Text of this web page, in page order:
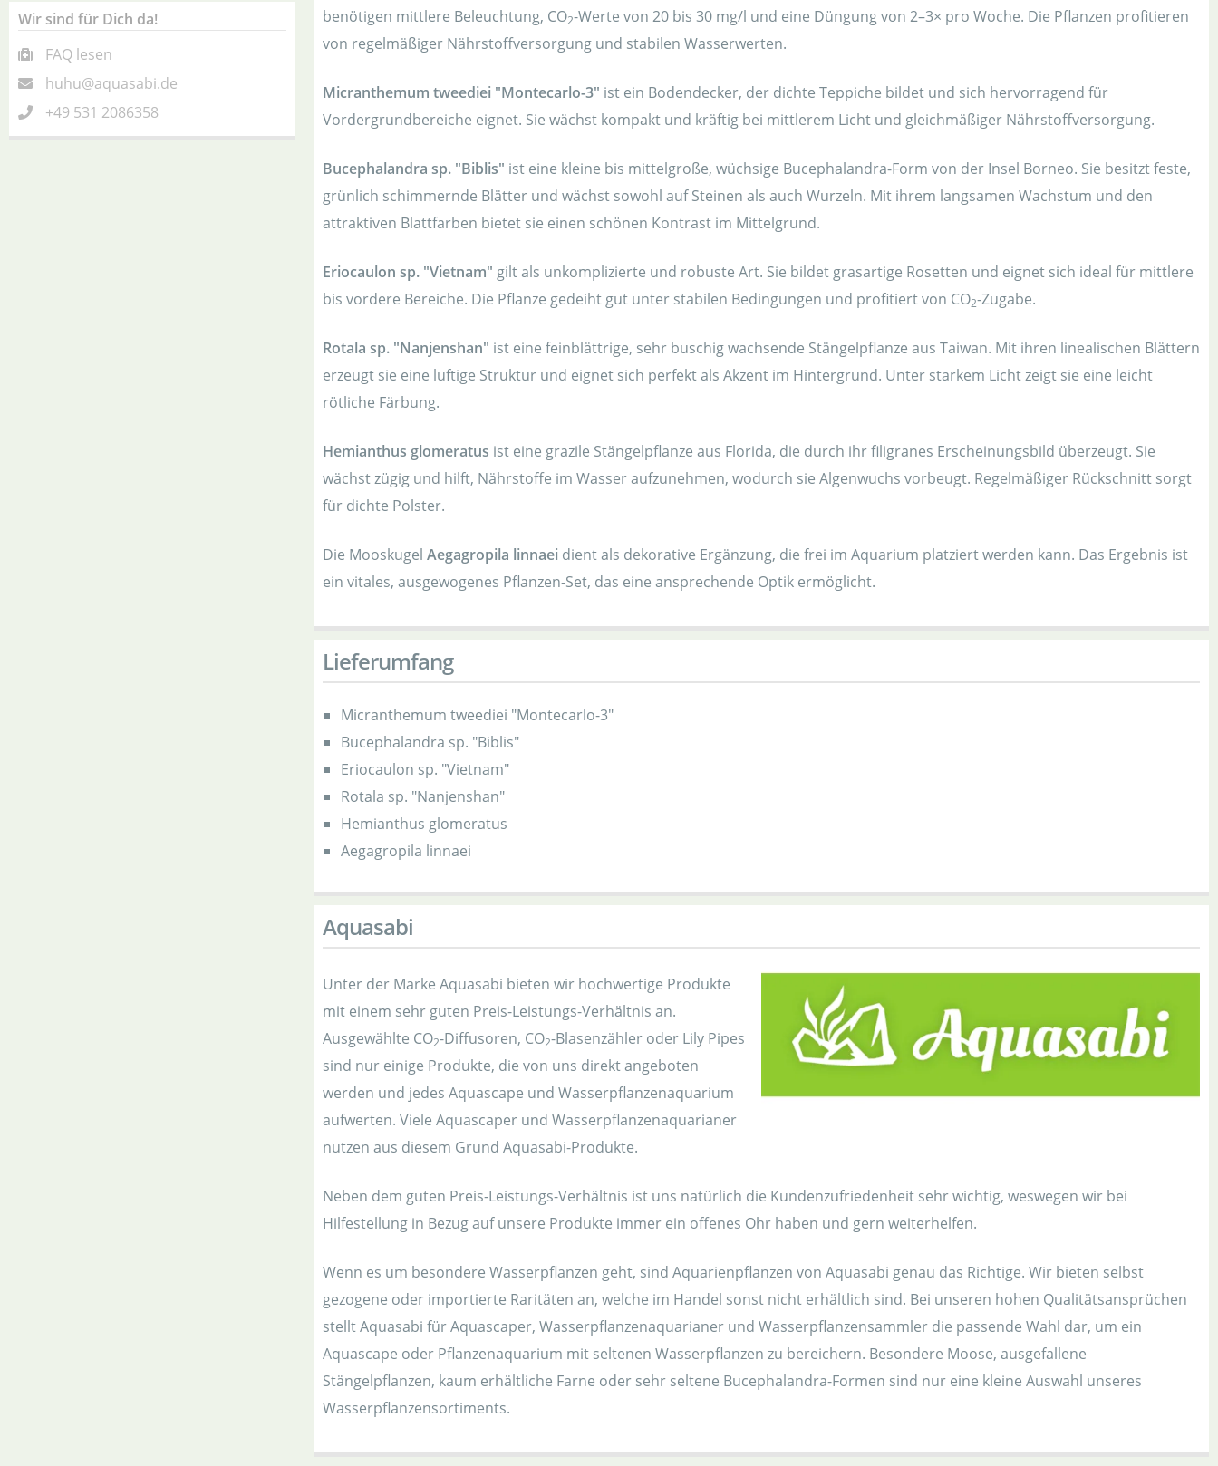
Wir sind für Dich da!
FAQ lesen
huhu@aquasabi.de
+49 531 2086358
benötigen mittlere Beleuchtung, CO2-Werte von 20 bis 30 mg/l und eine Düngung von 2–3× pro Woche. Die Pflanzen profitieren
von regelmäßiger Nährstoffversorgung und stabilen Wasserwerten.
Micranthemum tweediei "Montecarlo-3" ist ein Bodendecker, der dichte Teppiche bildet und sich hervorragend für
Vordergrundbereiche eignet. Sie wächst kompakt und kräftig bei mittlerem Licht und gleichmäßiger Nährstoffversorgung.
Bucephalandra sp. "Biblis" ist eine kleine bis mittelgroße, wüchsige Bucephalandra-Form von der Insel Borneo. Sie besitzt feste,
grünlich schimmernde Blätter und wächst sowohl auf Steinen als auch Wurzeln. Mit ihrem langsamen Wachstum und den
attraktiven Blattfarben bietet sie einen schönen Kontrast im Mittelgrund.
Eriocaulon sp. "Vietnam" gilt als unkomplizierte und robuste Art. Sie bildet grasartige Rosetten und eignet sich ideal für mittlere
bis vordere Bereiche. Die Pflanze gedeiht gut unter stabilen Bedingungen und profitiert von CO2-Zugabe.
Rotala sp. "Nanjenshan" ist eine feinblättrige, sehr buschig wachsende Stängelpflanze aus Taiwan. Mit ihren linealischen Blättern
erzeugt sie eine luftige Struktur und eignet sich perfekt als Akzent im Hintergrund. Unter starkem Licht zeigt sie eine leicht
rötliche Färbung.
Hemianthus glomeratus ist eine grazile Stängelpflanze aus Florida, die durch ihr filigranes Erscheinungsbild überzeugt. Sie
wächst zügig und hilft, Nährstoffe im Wasser aufzunehmen, wodurch sie Algenwuchs vorbeugt. Regelmäßiger Rückschnitt sorgt
für dichte Polster.
Die Mooskugel Aegagropila linnaei dient als dekorative Ergänzung, die frei im Aquarium platziert werden kann. Das Ergebnis ist
ein vitales, ausgewogenes Pflanzen-Set, das eine ansprechende Optik ermöglicht.
Lieferumfang
Micranthemum tweediei "Montecarlo-3"
Bucephalandra sp. "Biblis"
Eriocaulon sp. "Vietnam"
Rotala sp. "Nanjenshan"
Hemianthus glomeratus
Aegagropila linnaei
Aquasabi
Unter der Marke Aquasabi bieten wir hochwertige Produkte
mit einem sehr guten Preis-Leistungs-Verhältnis an.
Ausgewählte CO2-Diffusoren, CO2-Blasenzähler oder Lily Pipes
sind nur einige Produkte, die von uns direkt angeboten
werden und jedes Aquascape und Wasserpflanzenaquarium
aufwerten. Viele Aquascaper und Wasserpflanzenaquarianer
nutzen aus diesem Grund Aquasabi-Produkte.
Neben dem guten Preis-Leistungs-Verhältnis ist uns natürlich die Kundenzufriedenheit sehr wichtig, weswegen wir bei
Hilfestellung in Bezug auf unsere Produkte immer ein offenes Ohr haben und gern weiterhelfen.
Wenn es um besondere Wasserpflanzen geht, sind Aquarienpflanzen von Aquasabi genau das Richtige. Wir bieten selbst
gezogene oder importierte Raritäten an, welche im Handel sonst nicht erhältlich sind. Bei unseren hohen Qualitätsansprüchen
stellt Aquasabi für Aquascaper, Wasserpflanzenaquarianer und Wasserpflanzensammler die passende Wahl dar, um ein
Aquascape oder Pflanzenaquarium mit seltenen Wasserpflanzen zu bereichern. Besondere Moose, ausgefallene
Stängelpflanzen, kaum erhältliche Farne oder sehr seltene Bucephalandra-Formen sind nur eine kleine Auswahl unseres
Wasserpflanzensortiments.